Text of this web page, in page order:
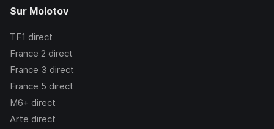
Sur Molotov
TF1 direct
France 2 direct
France 3 direct
France 5 direct
M6+ direct
Arte direct